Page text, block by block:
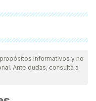
a profundidad por
confiabilidad,
este artículo fue
informativos y no
Ante dudas, consulta a